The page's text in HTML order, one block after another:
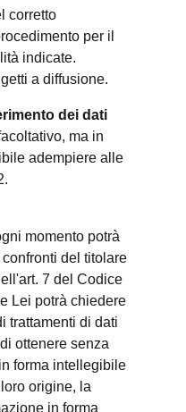
corretto
per il
indicate.
a diffusione.
dei dati
ma in
adempiere alle
momento potrà
del titolare
7 del Codice
Lei potrà chiedere
trattamenti di dati
ottenere senza
forma intellegibile
origine, la
in forma